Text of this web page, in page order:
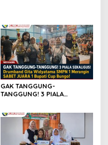
GAK TANGGUNG-
TANGGUNG! 3 PIALA
Merangin SABET JUARA 1
Bupati Cup Bungo!